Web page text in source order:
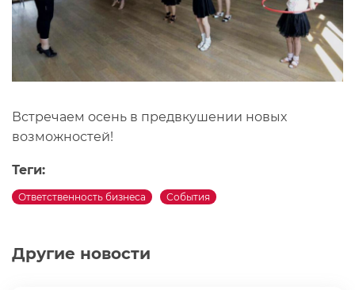
Другие новости
Встречаем осень в предвкушении новых
возможностей!
Теги:
Ответственность бизнеса События